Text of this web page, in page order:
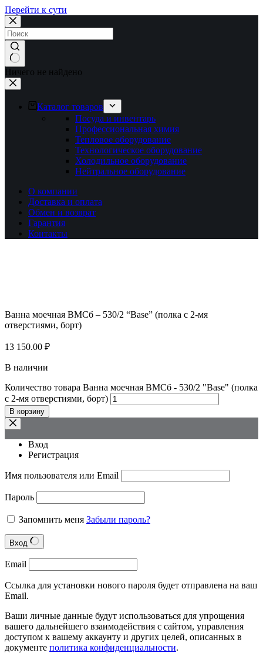
Перейти к сути
Ничего не найдено
Каталог товаров
Посуда и инвентарь
Профессиональная химия
Тепловое оборудование
Технологическое оборудование
Холодильное оборудование
Нейтральное оборудование
О компании
Доставка и оплата
Обмен и возврат
Гарантия
Контакты
Ванна моечная ВМСб – 530/2 “Base” (полка с 2-мя
отверстиями, борт)
13 150.00 ₽
В наличии
Количество товара Ванна моечная ВМСб - 530/2 "Base" (полка
с 2-мя отверстиями, борт)
В корзину
Вход
Регистрация
Имя пользователя или Email
Пароль
Запомнить меня Забыли пароль?
Вход
Email
Ссылка для установки нового пароля будет отправлена на ваш
Email.
Ваши личные данные будут использоваться для упрощения
вашего дальнейшего взаимодействия с сайтом, управления
доступом к вашему аккаунту и других целей, описанных в
документе политика конфиденциальности.